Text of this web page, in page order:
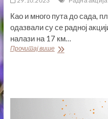
Као и много пута до сада,
одазвали су се радној
налази на 17 км…
Прочитај вишеПЛАНИНАРИ
БЕОЧИН